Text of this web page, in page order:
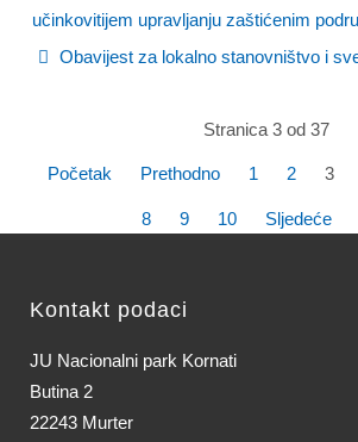
učinkovitijem upravljanju zaštićenim
Obavijest za lokalno stanovništvo i
Stranica 3 od 37
Početak Prethodno 1 2 3
8 9 10 Sljedeće
Kontakt podaci
JU Nacionalni park Kornati
Butina 2
22243 Murter